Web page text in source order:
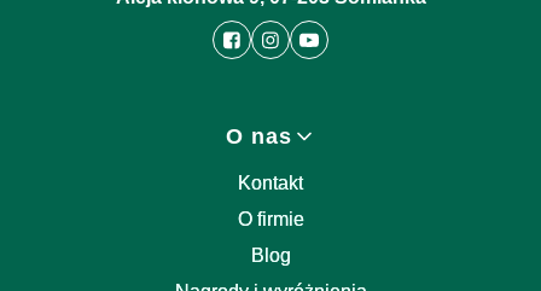
O nas
Kontakt
O firmie
Blog